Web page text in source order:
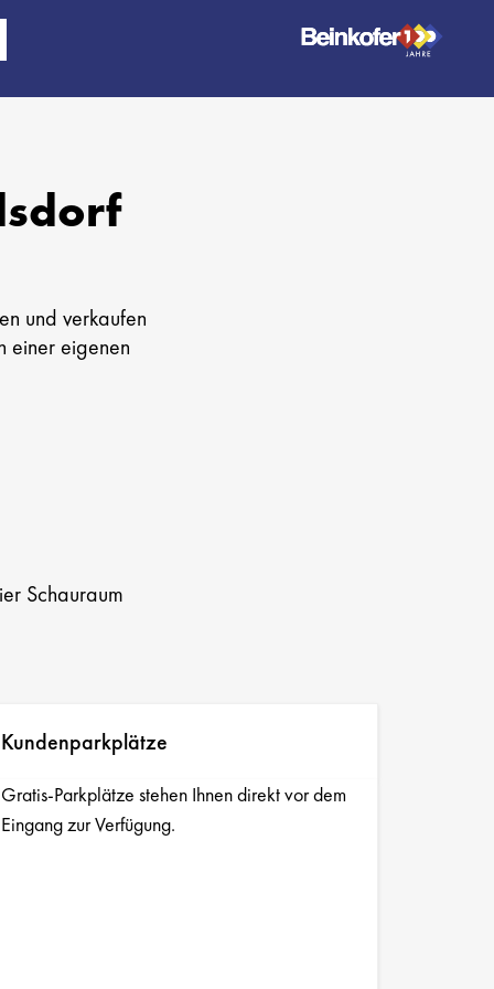
und verkaufen
einer eigenen
Schauraum
Kundenparkplätze
Gratis-Parkplätze stehen Ihnen direkt vor dem
Eingang zur Verfügung.